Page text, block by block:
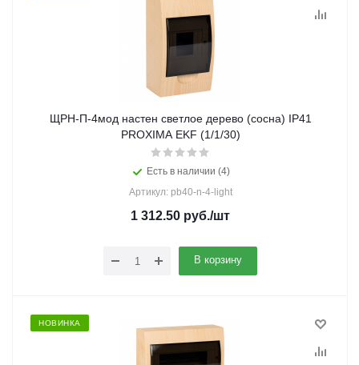
ЩРН-П-4мод настен светлое дерево (сосна) IP41
PROXIMA EKF (1/1/30)
Есть в наличии (4)
Артикул: pb40-n-4-light
1 312.50 руб./шт
В корзину
НОВИНКА